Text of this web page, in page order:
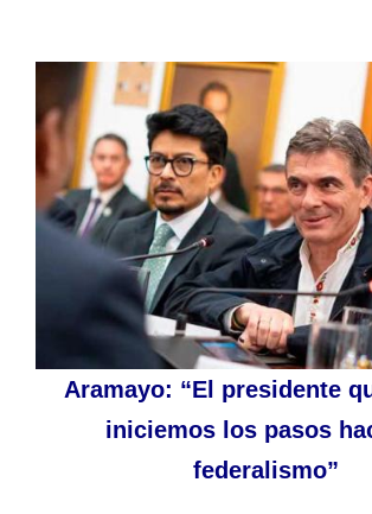
Aramayo: “El presidente
iniciemos los pasos
federalismo”